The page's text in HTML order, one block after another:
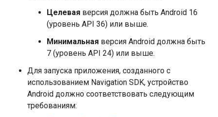
Целевая версия должна быть Android 16
(уровень API 36) или выше.
Минимальная версия Android должна быть
7 (уровень API 24) или выше.
Для запуска приложения, созданного с
использованием Navigation SDK, устройство
Android должно соответствовать следующим
требованиям: